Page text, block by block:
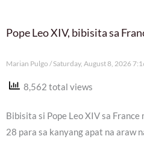
Pope Leo XIV, bibisita sa
Marian Pulgo Saturday, August 8, 2026
8,562 total views
Bibisita si Pope Leo XIV sa
28 para sa kanyang apat na araw